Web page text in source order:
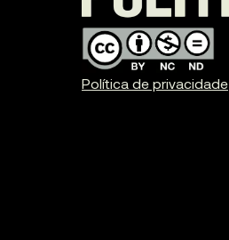
Política de privacidade